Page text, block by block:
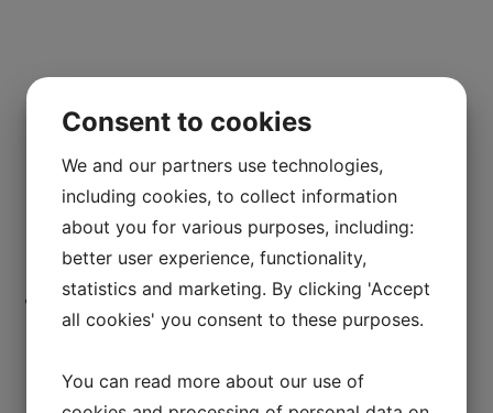
Consent to cookies
We and our partners use technologies,
including cookies, to collect information
about you for various purposes, including:
better user experience, functionality,
statistics and marketing. By clicking 'Accept
all cookies' you consent to these purposes.
You can read more about our use of